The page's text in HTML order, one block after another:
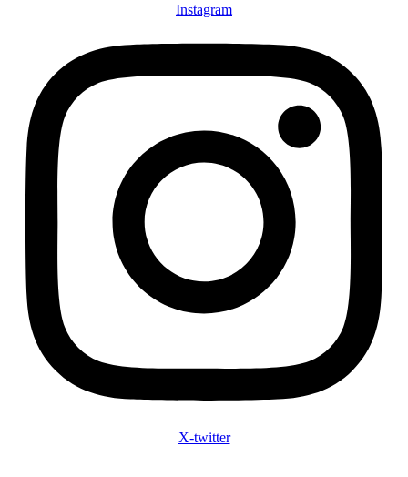
Instagram
X-twitter